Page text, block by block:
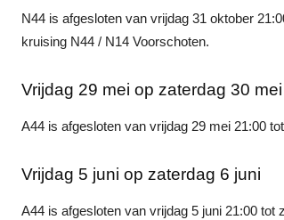
N44 is afgesloten van vrijdag 31 oktober
kruising N44 / N14 Voorschoten.
Vrijdag 29 mei op zaterdag 30 mei
A44 is afgesloten van vrijdag 29 mei 21:00
Vrijdag 5 juni op zaterdag 6 juni
A44 is afgesloten van vrijdag 5 juni 21:00